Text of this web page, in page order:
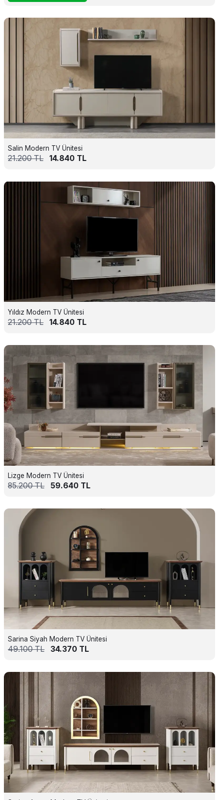
Salin Modern TV Ünitesi
21.200TL 14.840 TL
Yıldız Modern TV Ünitesi
21.200TL 14.840 TL
Lizge Modern TV Ünitesi
85.200TL 59.640 TL
Sarina Siyah Modern TV Ünitesi
49.100TL 34.370 TL